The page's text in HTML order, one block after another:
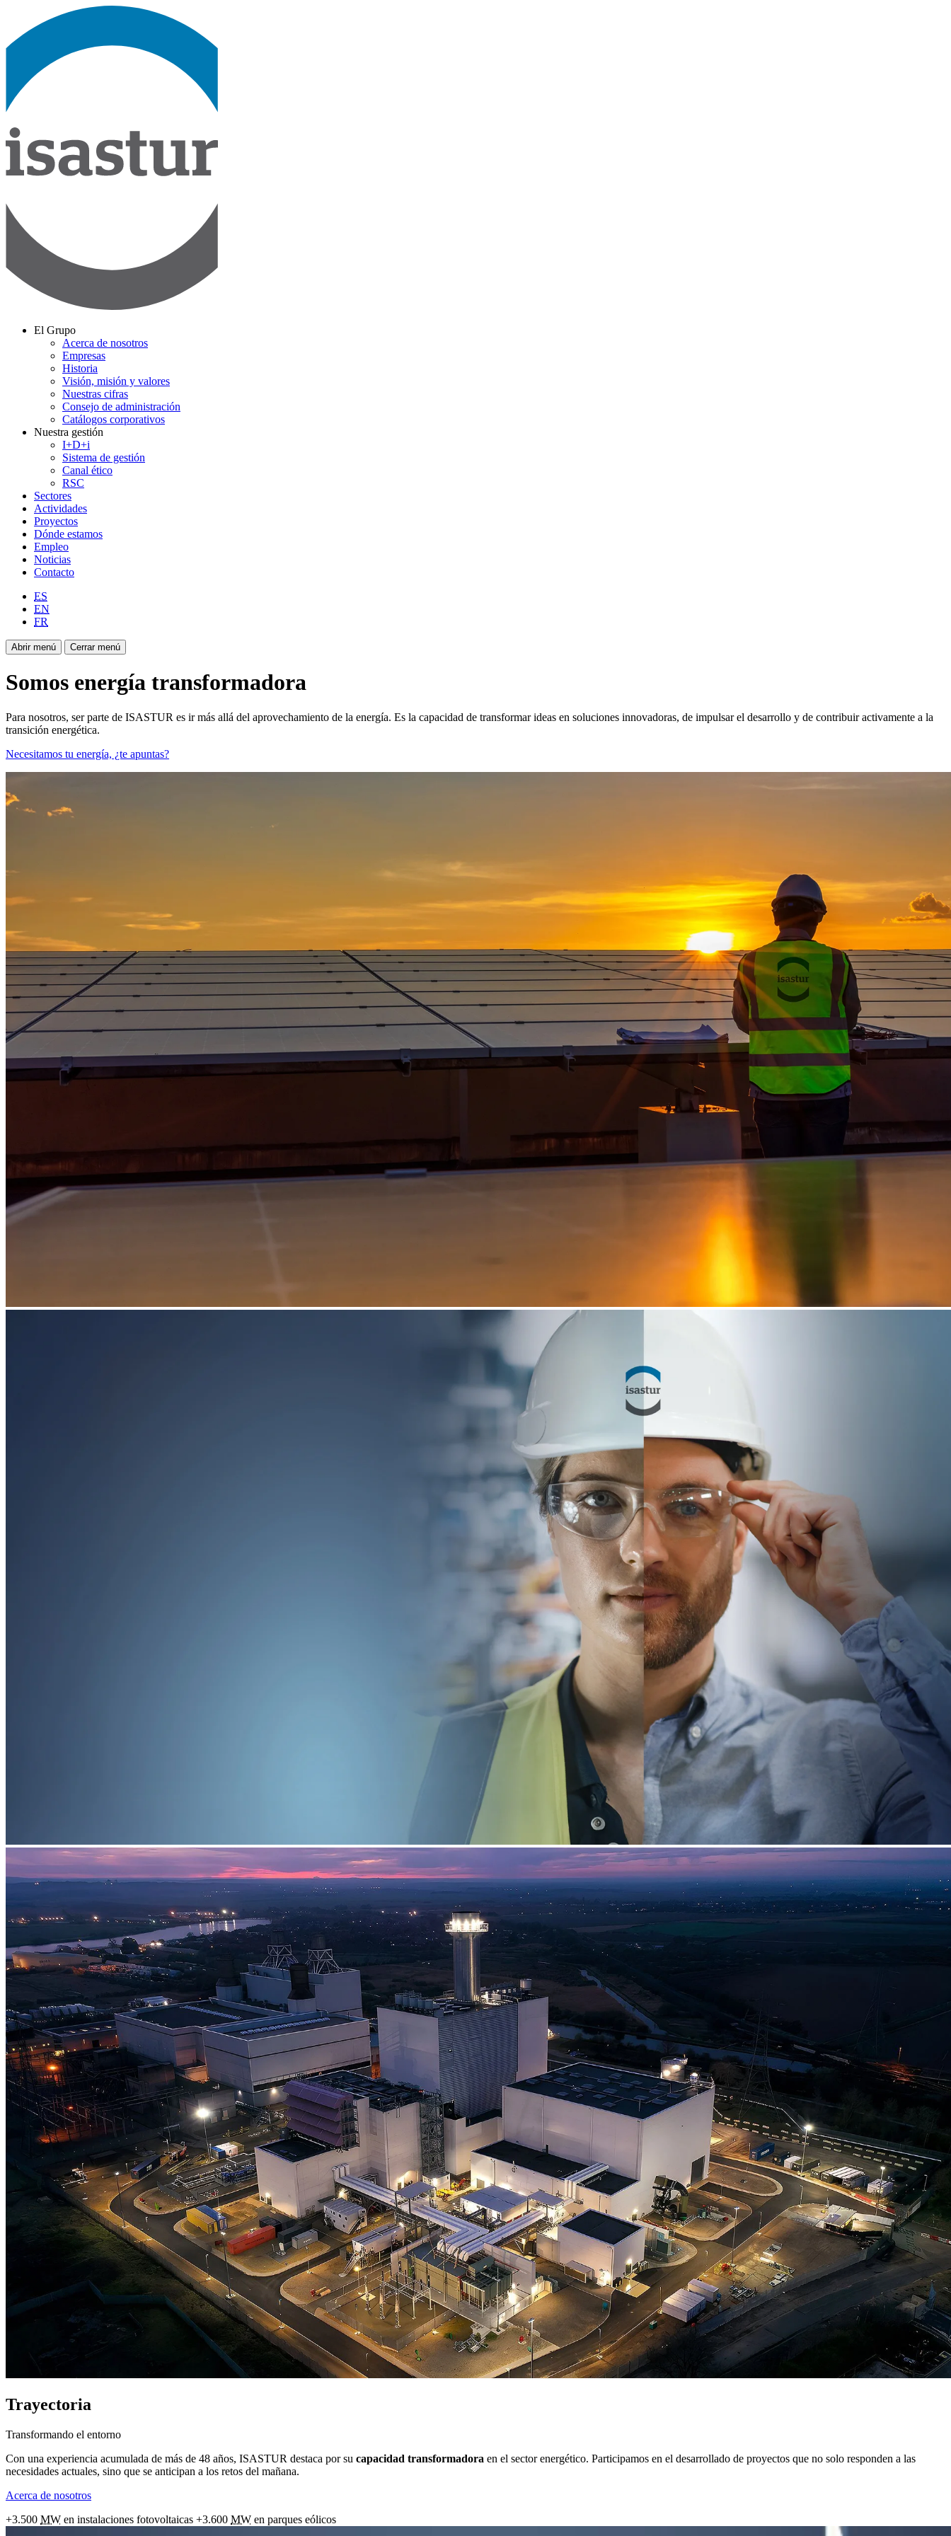
El Grupo
Acerca de nosotros
Empresas
Historia
Visión, misión y valores
Nuestras cifras
Consejo de administración
Catálogos corporativos
Nuestra gestión
I+D+i
Sistema de gestión
Canal ético
RSC
Sectores
Actividades
Proyectos
Dónde estamos
Empleo
Noticias
Contacto
ES
EN
FR
Abrir menú Cerrar menú
Somos energía transformadora
Para nosotros, ser parte de ISASTUR es ir más allá del aprovechamiento de la energía. Es la capacidad de transformar ideas en soluciones innovadoras, de impulsar el desarrollo y de contribuir activamente a la
transición energética.
Necesitamos tu energía, ¿te apuntas?
Trayectoria
Transformando el entorno
Con una experiencia acumulada de más de 48 años, ISASTUR destaca por su capacidad transformadora en el sector energético. Participamos en el desarrollado de proyectos que no solo responden a las
necesidades actuales, sino que se anticipan a los retos del mañana.
Acerca de nosotros
+3.500 MW en instalaciones fotovoltaicas +3.600 MW en parques eólicos